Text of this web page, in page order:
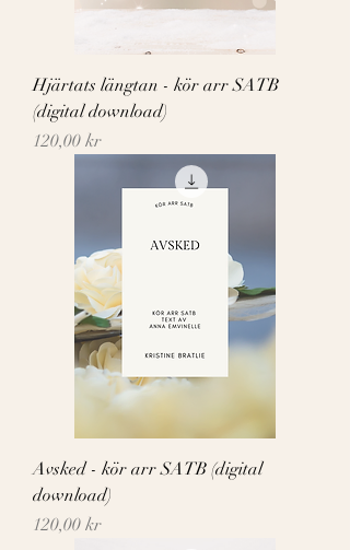
Hjärtats längtan - kör arr SATB
(digital download)
Pris
120,00 kr
Avsked - kör arr SATB (digital
download)
Pris
120,00 kr